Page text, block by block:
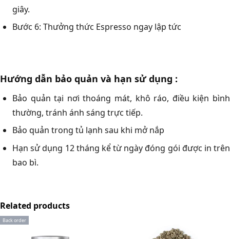
giây.
Bước 6: Thưởng thức Espresso ngay lập tức
Hướng dẫn bảo quản và hạn sử dụng :
Bảo quản tại nơi thoáng mát, khô ráo, điều kiện bình
thường, tránh ánh sáng trực tiếp.
Bảo quản trong tủ lạnh sau khi mở nắp
Hạn sử dụng 12 tháng kể từ ngày đóng gói được in trên
bao bì.
Related products
Back order